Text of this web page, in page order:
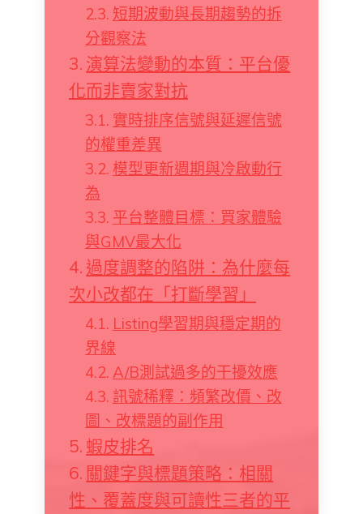
短期波動與長期趨勢的拆
分觀察法
演算法變動的本質：平台優
化而非賣家對抗
實時排序信號與延遲信號
的權重差異
模型更新週期與冷啟動行
為
平台整體目標：買家體驗
與GMV最大化
過度調整的陷阱：為什麼每
次小改都在「打斷學習」
Listing學習期與穩定期的
界線
A/B測試過多的干擾效應
訊號稀釋：頻繁改價、改
圖、改標題的副作用
蝦皮排名
關鍵字與標題策略：相關
性、覆蓋度與可讀性三者的平